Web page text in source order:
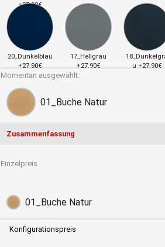
+27.90€
20_Dunkelblau
+27.90€
17_Hellgrau
+27.90€
u +27.90€
Momentan ausgewählt:
01_Buche Natur
Zusammenfassung
Einzelpreis
01_Buche Natur
Konfigurationspreis